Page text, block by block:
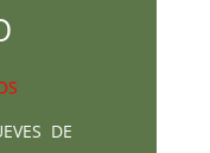
DE